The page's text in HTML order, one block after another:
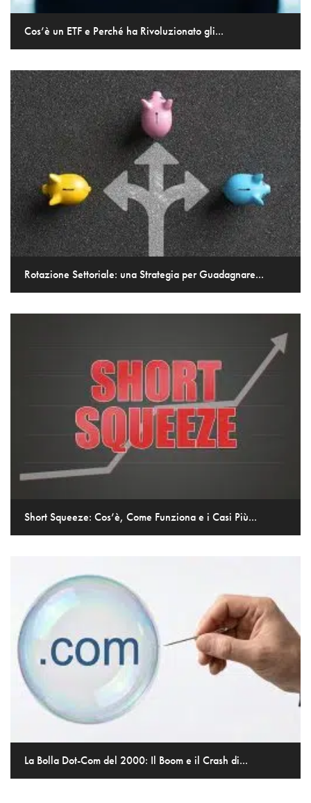
Cos’è un ETF e Perché ha Rivoluzionato gli...
Rotazione Settoriale: una Strategia per Guadagnare...
Short Squeeze: Cos’è, Come Funziona e i Casi Più...
La Bolla Dot-Com del 2000: Il Boom e il Crash di...